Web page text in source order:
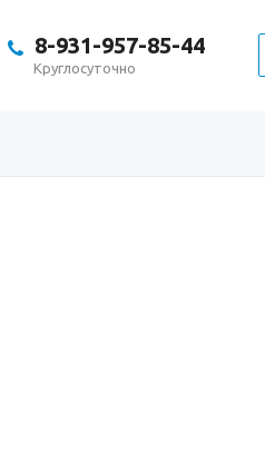
8-931-957-85-44
Круглосуточно